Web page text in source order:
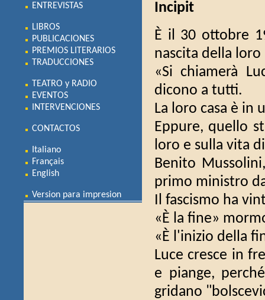
ENTREVISTAS
LIBROS
PUBLICACIONES
PREMIOS LITERARIOS
TRADUCCIONES
TEATRO y RADIO
EVENTOS
INTERVENCIONES
CONTACTOS
Italiano
Français
English
Version para impresion
Incipit
È il 30 ottobre
nascita della
«Si chiamerà
dicono a tutti.
La loro casa è in
Eppure, quello
loro e sulla vita
Benito
primo ministro
Il fascismo ha
«È la fine»
«È l'inizio della
Luce cresce in
e piange,
gridano